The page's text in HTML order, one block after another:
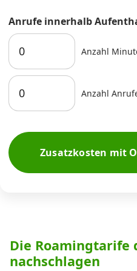
Anrufe innerhalb
Anzahl
Anzahl
Zusatzkosten mit
Die Roamingtarife
nachschlagen